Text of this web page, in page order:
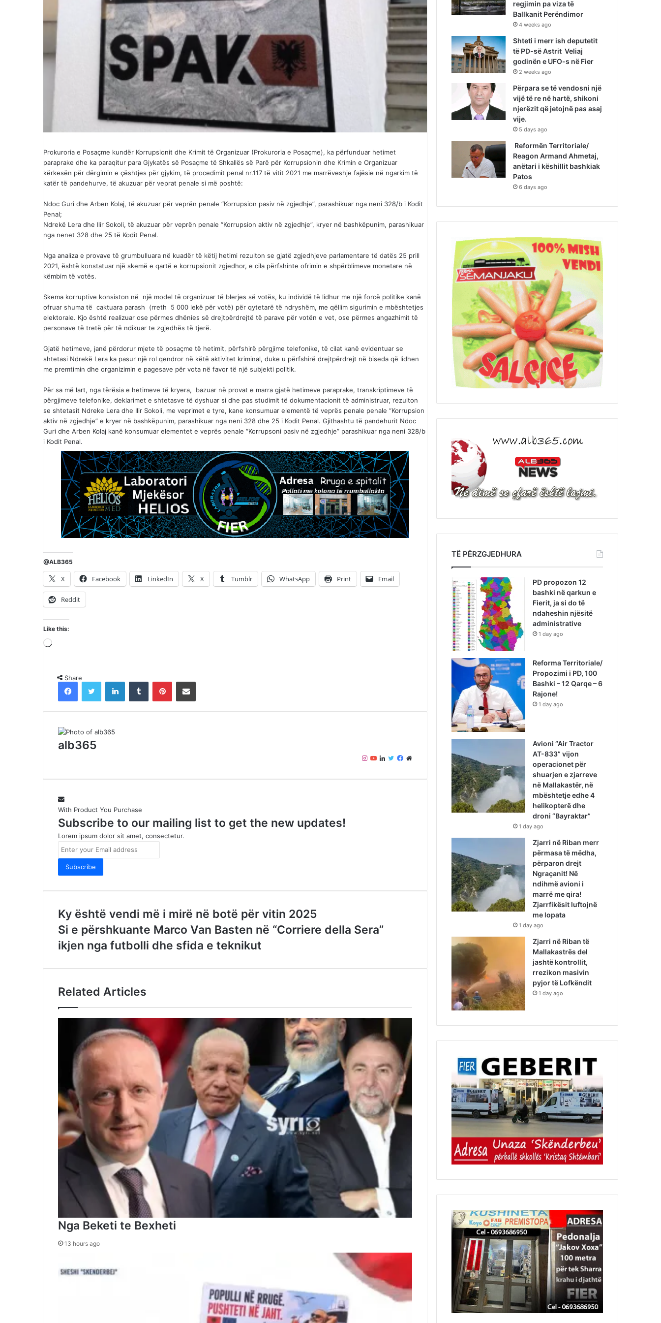
Prokuroria e Posaçme kundër Korrupsionit dhe Krimit të Organizuar (Prokuroria e Posaçme), ka përfunduar hetimet
paraprake dhe ka paraqitur para Gjykatës së Posaçme të Shkallës së Parë për Korrupsionin dhe Krimin e Organizuar
kërkesën për dërgimin e çështjes për gjykim, të procedimit penal nr.117 të vitit 2021 me marrëveshje fajësie në ngarkim të
katër të pandehurve, të akuzuar për veprat penale si më poshtë:
Ndoc Guri dhe Arben Kolaj, të akuzuar për veprën penale “Korrupsion pasiv në zgjedhje”, parashikuar nga neni 328/b i Kodit
Penal;
Ndrekë Lera dhe Ilir Sokoli, të akuzuar për veprën penale “Korrupsion aktiv në zgjedhje”, kryer në bashkëpunim, parashikuar
nga nenet 328 dhe 25 të Kodit Penal.
Nga analiza e provave të grumbulluara në kuadër të këtij hetimi rezulton se gjatë zgjedhjeve parlamentare të datës 25 prill
2021, është konstatuar një skemë e qartë e korrupsionit zgjedhor, e cila përfshinte ofrimin e shpërblimeve monetare në
këmbim të votës.
Skema korruptive konsiston në një model të organizuar të blerjes së votës, ku individë të lidhur me një forcë politike kanë
ofruar shuma të caktuara parash (rreth 5 000 lekë për votë) për qytetarë të ndryshëm, me qëllim sigurimin e mbështetjes
elektorale. Kjo është realizuar ose përmes dhënies së drejtpërdrejtë të parave për votën e vet, ose përmes angazhimit të
personave të tretë për të ndikuar te zgjedhës të tjerë.
Gjatë hetimeve, janë përdorur mjete të posaçme të hetimit, përfshirë përgjime telefonike, të cilat kanë evidentuar se
shtetasi Ndrekë Lera ka pasur një rol qendror në këtë aktivitet kriminal, duke u përfshirë drejtpërdrejt në biseda që lidhen
me premtimin dhe organizimin e pagesave për vota në favor të një subjekti politik.
Për sa më lart, nga tërësia e hetimeve të kryera, bazuar në provat e marra gjatë hetimeve paraprake, transkriptimeve të
përgjimeve telefonike, deklarimet e shtetasve të dyshuar si dhe pas studimit të dokumentacionit të administruar, rezulton
se shtetasit Ndreke Lera dhe Ilir Sokoli, me veprimet e tyre, kane konsumuar elementë të veprës penale penale “Korrupsion
aktiv në zgjedhje” e kryer në bashkëpunim, parashikuar nga neni 328 dhe 25 i Kodit Penal. Gjithashtu të pandehurit Ndoc
Guri dhe Arben Kolaj kanë konsumuar elementet e veprës penale “Korrupsoni pasiv në zgjedhje” parashikuar nga neni 328/b
i Kodit Penal.
@ALB365
X Facebook LinkedIn X Tumblr WhatsApp Print Email
Reddit
Like this:
Loading…
ShareFacebookTwitter LinkedInTumblr PinterestShare via Email
alb365
Website
Facebook
Twitter
LinkedIn
YouTube
Instagram
With Product You Purchase
Subscribe to our mailing list to get the new updates!
Lorem ipsum dolor sit amet, consectetur.
Enter
Email
address
Ky është vendi më i mirë në botë për vitin 2025
Si e përshkuante Marco Van Basten në “Corriere della Sera”
ikjen nga futbolli dhe sfida e teknikut
Related Articles
Nga Beketi te Bexheti
13 hours ago
regjimin pa viza të
Ballkanit Perëndimor
4 weeks ago
Shteti i merr ish deputetit
të PD-së Astrit Veliaj
godinën e UFO-s në Fier
2 weeks ago
Përpara se të vendosni një
vijë të re në hartë, shikoni
njerëzit që jetojnë pas asaj
vije.
5 days ago
Reformën Territoriale/
Reagon Armand Ahmetaj,
anëtari i këshillit bashkiak
Patos
6 days ago
TË PËRZGJEDHURA
PD propozon 12
bashki në qarkun e
Fierit, ja si do të
ndaheshin njësitë
administrative
1 day ago
Reforma Territoriale/
Propozimi i PD, 100
Bashki – 12 Qarqe – 6
Rajone!
1 day ago
Avioni “Air Tractor
AT-833” vijon
operacionet për
shuarjen e zjarreve
në Mallakastër, në
mbështetje edhe 4
helikopterë dhe
droni “Bayraktar”
1 day ago
Zjarri në Riban merr
përmasa të mëdha,
përparon drejt
Ngraçanit! Në
ndihmë avioni i
marrë me qira!
Zjarrfikësit luftojnë
me lopata
1 day ago
Zjarri në Riban të
Mallakastrës del
jashtë kontrollit,
rrezikon masivin
pyjor të Lofkëndit
1 day ago